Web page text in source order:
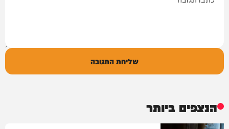
שליחת התגובה
הנצפים ביותר